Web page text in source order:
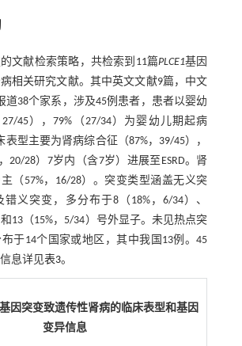
文献检索策略，共检索到11篇PLCE1基因
相关研究文献。其中英文文献9篇，中文
道38个家系，涉及45例患者，患者以婴幼
45），79%（27/34）为婴幼儿期起病
表型主要为肾病综合征（87%，39/45），
20/28）7岁内（含7岁）进展至ESRD。肾
主（57%，16/28）。突变类型涵盖无义突
义突变，多分布于8（18%，6/34）、
13（15%，5/34）号外显子。未见热点突
于14个国家或地区，其中我国13例。45
息详见表3。
因突变致遗传性肾病的临床表型和基因
变异信息